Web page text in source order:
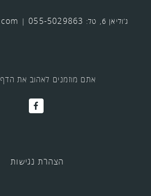
ג’וליאן 6, טל: 055-5029863
|
אתם מוזמנים לאהוב את
הצהרת נגישות